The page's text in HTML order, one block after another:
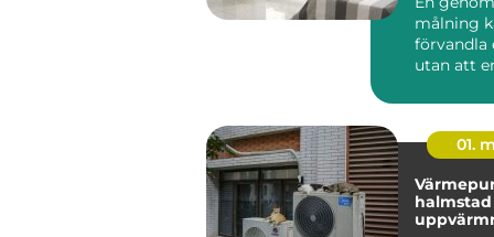
målning
förvandla
utan att
noggrant
01.
halmstad smart